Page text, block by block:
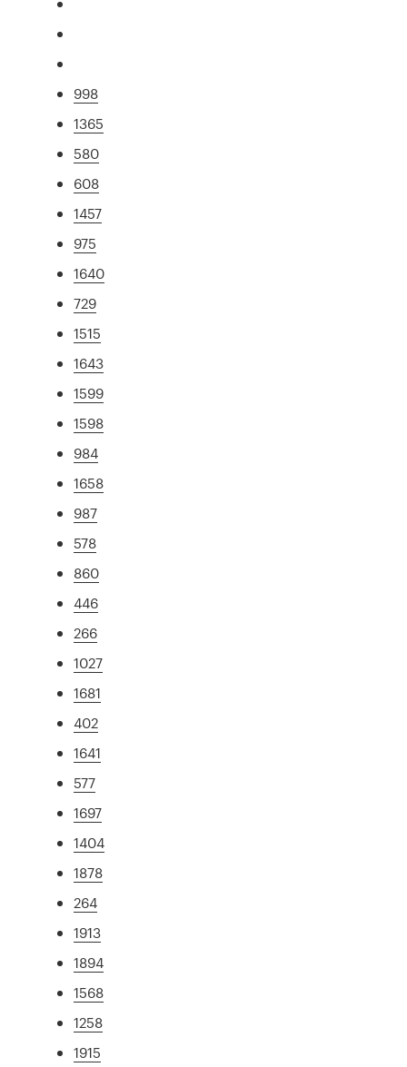
998
1365
580
608
1457
975
1640
729
1515
1643
1599
1598
984
1658
987
578
860
446
266
1027
1681
402
1641
577
1697
1404
1878
264
1913
1894
1568
1258
1915